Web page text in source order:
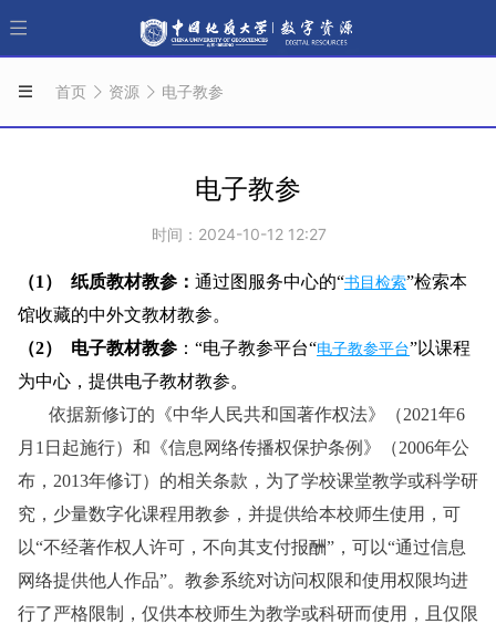
首页 资源 电子教参
电子教参
时间：2024-10-12 12:27
（1） 纸质教材教参： 通过图服务中心的“书目检索”检索本
馆收藏的中外文教材教参。
（2） 电子教材教参 ：“电子教参平台“电子教参平台”以课程
为中心，提供电子教材教参。
依据新修订的《中华人民共和国著作权法》（2021年6
月1日起施行）和《信息网络传播权保护条例》（2006年公
布，2013年修订）的相关条款，为了学校课堂教学或科学研
究，少量数字化课程用教参，并提供给本校师生使用，可
以“不经著作权人许可，不向其支付报酬”，可以“通过信息
网络提供他人作品”。教参系统对访问权限和使用权限均进
行了严格限制，仅供本校师生为教学或科研而使用，且仅限